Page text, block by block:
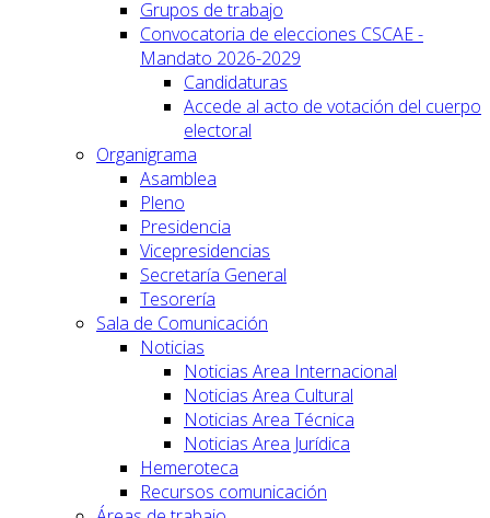
Grupos de trabajo
Convocatoria de elecciones CSCAE -
Mandato 2026-2029
Candidaturas
Accede al acto de votación del cuerpo
electoral
Organigrama
Asamblea
Pleno
Presidencia
Vicepresidencias
Secretaría General
Tesorería
Sala de Comunicación
Noticias
Noticias Area Internacional
Noticias Area Cultural
Noticias Area Técnica
Noticias Area Jurídica
Hemeroteca
Recursos comunicación